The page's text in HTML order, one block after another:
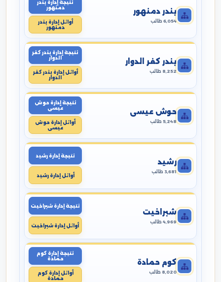
بندر دمنهور
6,054 طالب
نتيجة إدارة بندر
دمنهور
أوائل إدارة بندر
دمنهور
بندر كفر الدوار
8,252 طالب
نتيجة إدارة بندر كفر
الدوار
أوائل إدارة بندر كفر
الدوار
حوش عيسى
5,248 طالب
نتيجة إدارة حوش
عيسى
أوائل إدارة حوش
عيسى
رشيد
3,681 طالب
نتيجة إدارة رشيد
أوائل إدارة رشيد
شبراخيت
4,969 طالب
نتيجة إدارة شبراخيت
أوائل إدارة شبراخيت
كوم حمادة
8,020 طالب
نتيجة إدارة كوم
حمادة
أوائل إدارة كوم
حمادة